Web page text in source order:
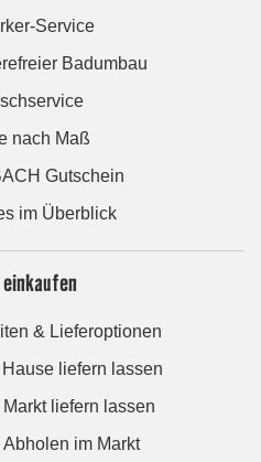
Service
Badumbau
nach Maß
Gutschein
im Überblick
& Lieferoptionen
liefern lassen
liefern lassen
im Markt